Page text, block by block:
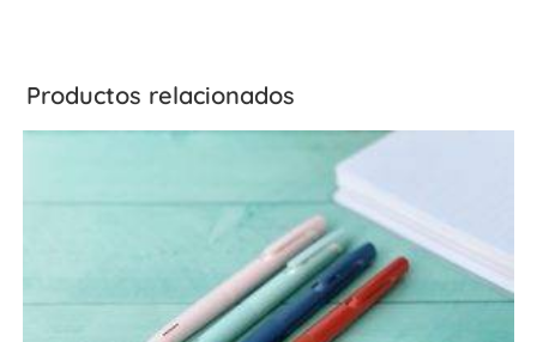
Productos relacionados